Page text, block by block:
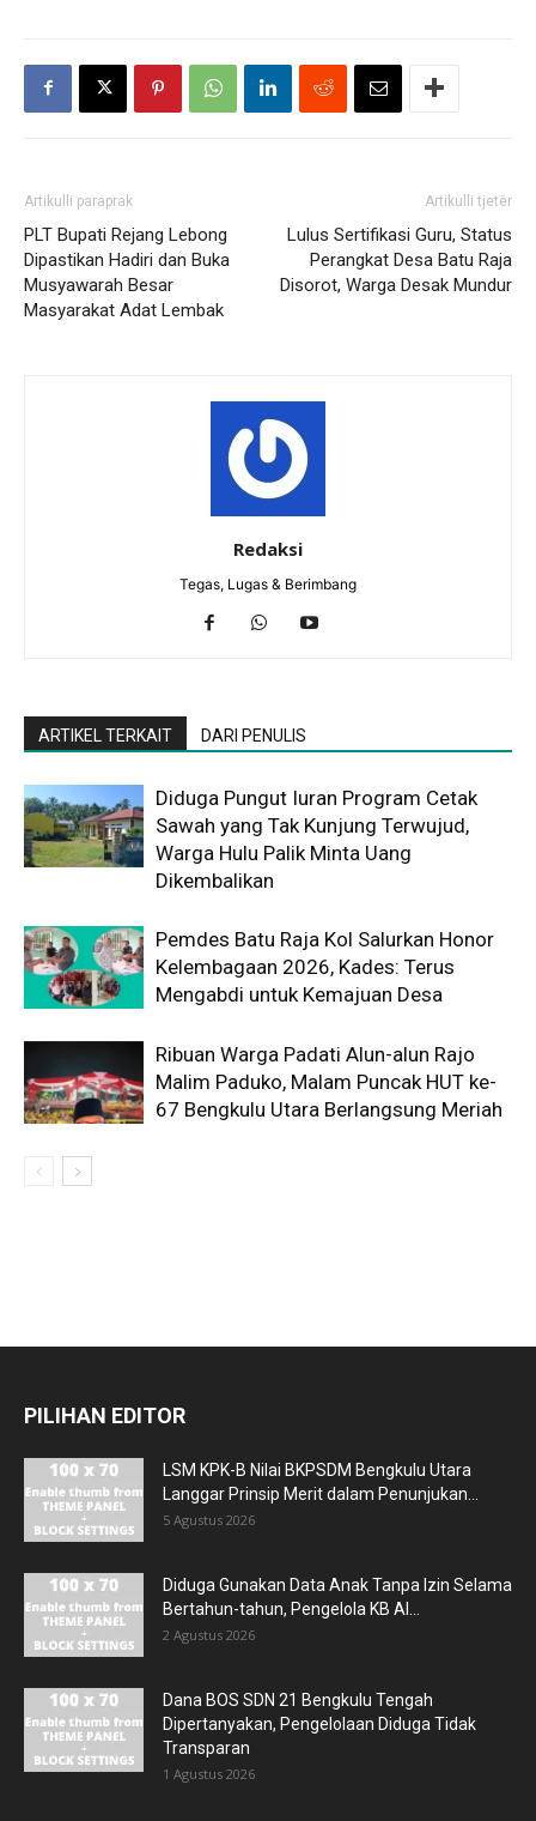
Artikulli paraprak
PLT Bupati Rejang Lebong
Dipastikan Hadiri dan Buka
Musyawarah Besar
Masyarakat Adat Lembak
Artikulli tjetër
Lulus Sertifikasi Guru, Status
Perangkat Desa Batu Raja
Disorot, Warga Desak Mundur
Redaksi
Tegas, Lugas & Berimbang
ARTIKEL TERKAIT DARI PENULIS
Diduga Pungut Iuran Program Cetak
Sawah yang Tak Kunjung Terwujud,
Warga Hulu Palik Minta Uang
Dikembalikan
Pemdes Batu Raja Kol Salurkan Honor
Kelembagaan 2026, Kades: Terus
Mengabdi untuk Kemajuan Desa
Ribuan Warga Padati Alun-alun Rajo
Malim Paduko, Malam Puncak HUT ke-
67 Bengkulu Utara Berlangsung Meriah
PILIHAN EDITOR
LSM KPK-B Nilai BKPSDM Bengkulu Utara
Langgar Prinsip Merit dalam Penunjukan...
5 Agustus 2026
Diduga Gunakan Data Anak Tanpa Izin Selama
Bertahun-tahun, Pengelola KB Al...
2 Agustus 2026
Dana BOS SDN 21 Bengkulu Tengah
Dipertanyakan, Pengelolaan Diduga Tidak
Transparan
1 Agustus 2026